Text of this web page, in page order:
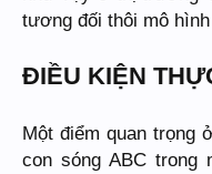
tương đối thôi mô
ĐIỀU KIỆN
Một điểm quan trọng
con sóng ABC trong